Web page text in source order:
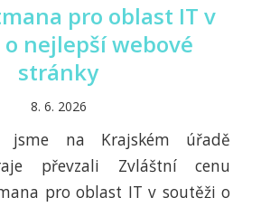
pro oblast IT v
nejlepší webové
stránky
8. 6. 2026
jsme na Krajském úřadě
převzali Zvláštní cenu
pro oblast IT v soutěži o